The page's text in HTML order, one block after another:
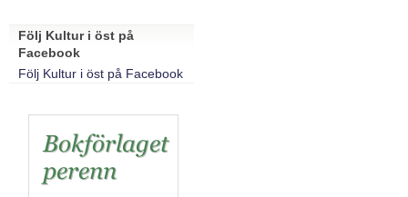
Följ Kultur i öst på
Facebook
Följ Kultur i öst på Facebook